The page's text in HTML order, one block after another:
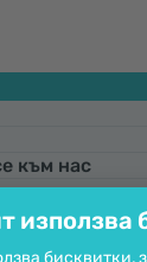
използва
бисквитки,
към нас